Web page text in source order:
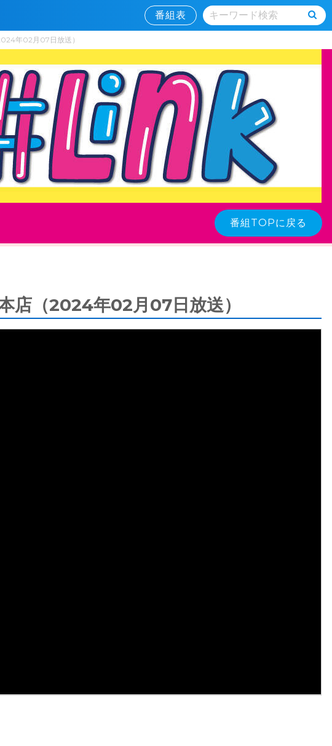
番組表
年02月07日放送）
番組TOPに戻る
店（2024年02月07日放送）